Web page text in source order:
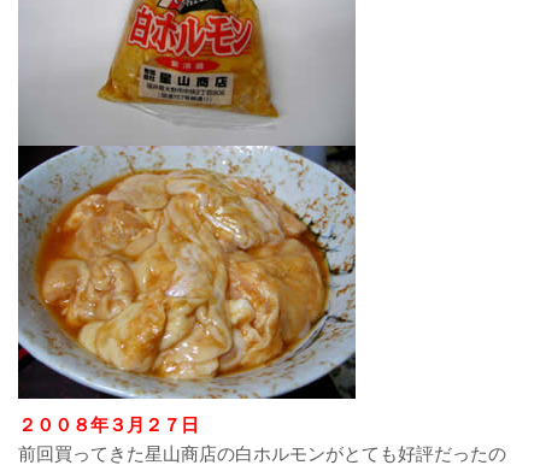
２００８年３月２７日
前回買ってきた星山商店の白ホルモンがとても好評だったの